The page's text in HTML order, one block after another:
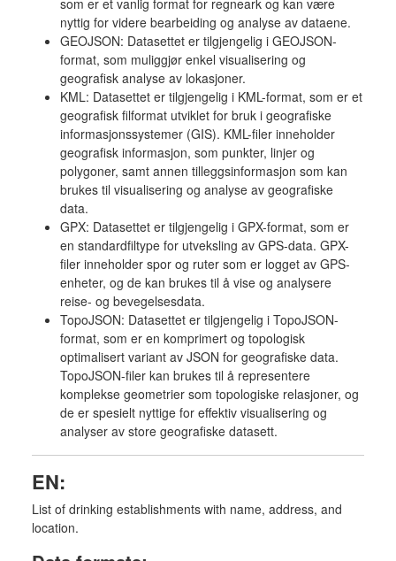
som er et vanlig format for regneark og kan være
nyttig for videre bearbeiding og analyse av dataene.
GEOJSON: Datasettet er tilgjengelig i GEOJSON-
format, som muliggjør enkel visualisering og
geografisk analyse av lokasjoner.
KML: Datasettet er tilgjengelig i KML-format, som er et
geografisk filformat utviklet for bruk i geografiske
informasjonssystemer (GIS). KML-filer inneholder
geografisk informasjon, som punkter, linjer og
polygoner, samt annen tilleggsinformasjon som kan
brukes til visualisering og analyse av geografiske
data.
GPX: Datasettet er tilgjengelig i GPX-format, som er
en standardfiltype for utveksling av GPS-data. GPX-
filer inneholder spor og ruter som er logget av GPS-
enheter, og de kan brukes til å vise og analysere
reise- og bevegelsesdata.
TopoJSON: Datasettet er tilgjengelig i TopoJSON-
format, som er en komprimert og topologisk
optimalisert variant av JSON for geografiske data.
TopoJSON-filer kan brukes til å representere
komplekse geometrier som topologiske relasjoner, og
de er spesielt nyttige for effektiv visualisering og
analyser av store geografiske datasett.
EN:
List of drinking establishments with name, address, and
location.